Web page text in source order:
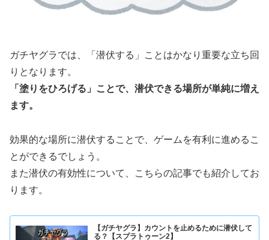
ガチヤグラでは、「潜伏する」ことはかなり重要な立ち回
りとなります。
「塗りをひろげる」ことで、潜伏できる場所が単純に増え
ます。
効果的な場所に潜伏することで、ゲームを有利に進めるこ
とができるでしょう。
また潜伏の有効性について、こちらの記事でも紹介してお
ります。
【ガチヤグラ】カウントを止めるために潜伏して
る？【スプラトゥーン2】